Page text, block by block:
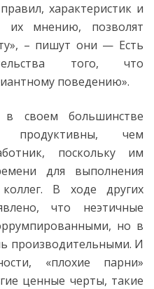
характеристик и
их мнению, позволят
– пишут они — Есть
того, что
поведению».
в своем большинстве
чем
поскольку им
для выполнения
В ходе других
что неэтичные
но в
производительными. И
«плохие парни»
ценные черты, такие